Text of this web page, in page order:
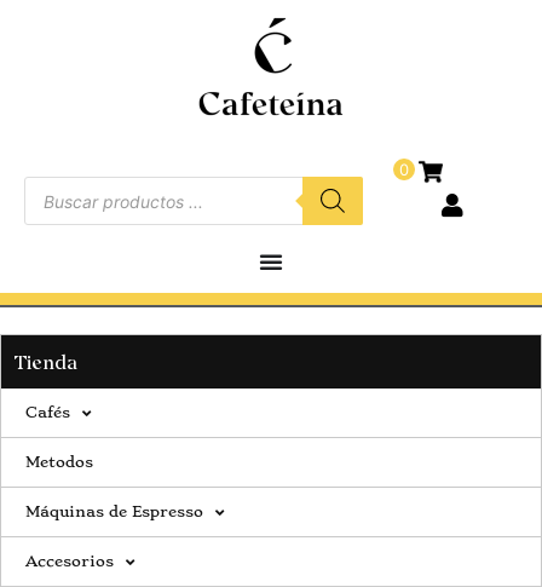
0
Tienda
Cafés
Metodos
Máquinas de Espresso
Accesorios